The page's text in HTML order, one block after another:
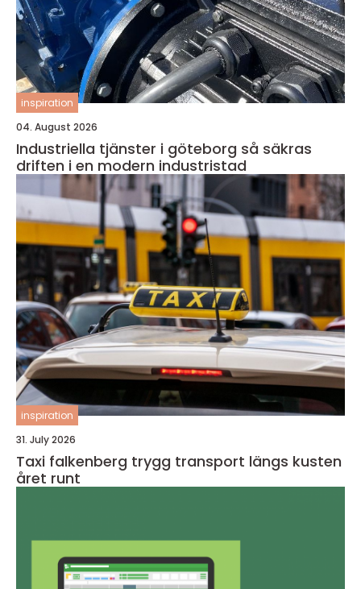
inspiration
04. August 2026
Industriella tjänster i göteborg så säkras
driften i en modern industristad
inspiration
31. July 2026
Taxi falkenberg trygg transport längs kusten
året runt